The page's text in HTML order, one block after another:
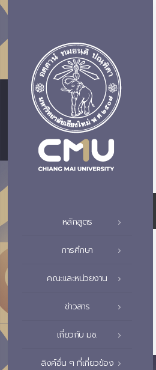
หลักสูตร
การศึกษา
คณะและหน่วยงาน
ข่าวสาร
เกี่ยวกับ มช.
ลิงค์อื่น ๆ ที่เกี่ยวข้อง